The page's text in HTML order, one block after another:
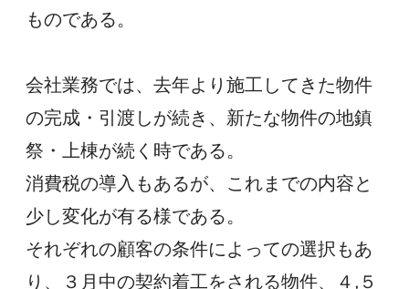
ものである。
会社業務では、去年より施工してきた物件
の完成・引渡しが続き、新たな物件の地鎮
祭・上棟が続く時である。
消費税の導入もあるが、これまでの内容と
少し変化が有る様である。
それぞれの顧客の条件によっての選択もあ
り、３月中の契約着工をされる物件、４,５